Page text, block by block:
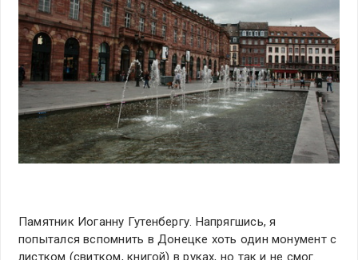
Памятник Иоганну Гутенбергу. Напрягшись, я
попытался вспомнить в Донецке хоть один монумент с
листком (свитком, книгой) в руках, но так и не смог.